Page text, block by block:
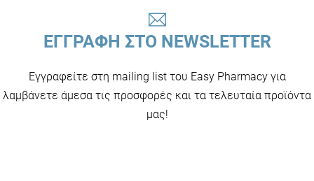
ΕΓΓΡΑΦΗ ΣΤΟ NEWSLETTER
Εγγραφείτε στη mailing list του Easy Pharmacy για
λαμβάνετε άμεσα τις προσφορές και τα τελευταία προϊόντα
μας!